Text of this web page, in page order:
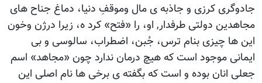
جادوگری کرزی و جاذبه ی مال وموقفِ دنیا، دماغ جناح های
مجاهدین دولتی طرفدار, او، را «فتح» کرد ه، زیرا درژن وخون
این ها چیزی بنام ترس، جُبن، اضطراب، سالوسی و بی
ایمانی موجود است که هیچ درمان ندارد چون «مجاهد» اسم
جعلی انان بوده و است که بگفته ی برخی ها نام اصلی این